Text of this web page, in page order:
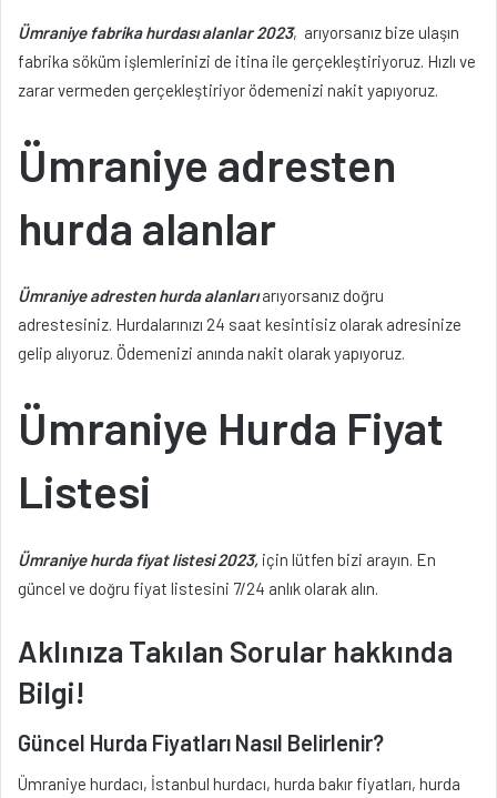
Ümraniye fabrika hurdası alanlar 2023, arıyorsanız bize ulaşın
fabrika söküm işlemlerinizi de itina ile gerçekleştiriyoruz. Hızlı ve
zarar vermeden gerçekleştiriyor ödemenizi nakit yapıyoruz.
Ümraniye adresten
hurda alanlar
Ümraniye adresten hurda alanları arıyorsanız doğru
adrestesiniz. Hurdalarınızı 24 saat kesintisiz olarak adresinize
gelip alıyoruz. Ödemenizi anında nakit olarak yapıyoruz.
Ümraniye Hurda Fiyat
Listesi
Ümraniye hurda fiyat listesi 2023, için lütfen bizi arayın. En
güncel ve doğru fiyat listesini 7/24 anlık olarak alın.
Aklınıza Takılan Sorular hakkında
Bilgi!
Güncel Hurda Fiyatları Nasıl Belirlenir?
Ümraniye hurdacı, İstanbul hurdacı, hurda bakır fiyatları, hurda